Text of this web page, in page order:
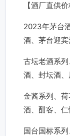
【酒厂直供价
2023年茅台
酒、茅台迎
古坛老酒系
酒、封坛酒
金酱系列、
酒、酣客、
国台国标系